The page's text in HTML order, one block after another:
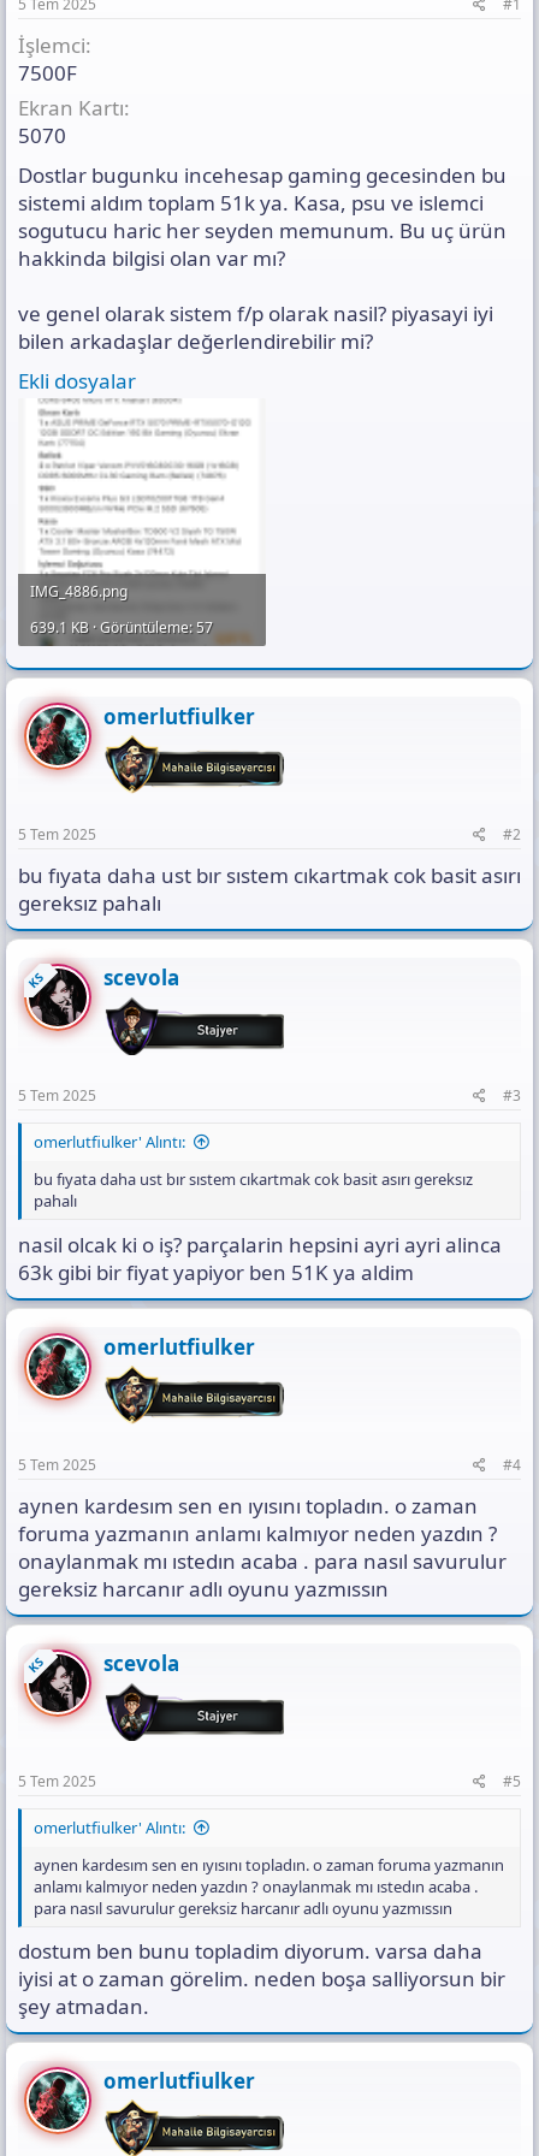
p
y
a
l
a
İşlemci
7500F
Ekran Kartı
5070
Dostlar bugunku incehesap gaming gecesinden bu
sistemi aldım toplam 51k ya. Kasa, psu ve islemci
sogutucu haric her seyden memunum. Bu uç ürün
hakkinda bilgisi olan var mı?
ve genel olarak sistem f/p olarak nasil? piyasayi iyi
bilen arkadaşlar değerlendirebilir mi?
Ekli dosyalar
IMG_4886.png
639.1 KB · Görüntüleme: 57
omerlutfiulker
5 Tem 2025 #2
bu fıyata daha ust bır sıstem cıkartmak cok basit asırı
gereksız pahalı
KS scevola
5 Tem 2025 #3
omerlutfiulker' Alıntı:
bu fıyata daha ust bır sıstem cıkartmak cok basit asırı gereksız
pahalı
nasil olcak ki o iş? parçalarin hepsini ayri ayri alinca
63k gibi bir fiyat yapiyor ben 51K ya aldim
omerlutfiulker
5 Tem 2025 #4
aynen kardesım sen en ıyısını topladın. o zaman
foruma yazmanın anlamı kalmıyor neden yazdın ?
onaylanmak mı ıstedın acaba . para nasıl savurulur
gereksiz harcanır adlı oyunu yazmıssın
KS scevola
5 Tem 2025 #5
omerlutfiulker' Alıntı:
aynen kardesım sen en ıyısını topladın. o zaman foruma yazmanın
anlamı kalmıyor neden yazdın ? onaylanmak mı ıstedın acaba .
para nasıl savurulur gereksiz harcanır adlı oyunu yazmıssın
dostum ben bunu topladim diyorum. varsa daha
iyisi at o zaman görelim. neden boşa salliyorsun bir
şey atmadan.
omerlutfiulker